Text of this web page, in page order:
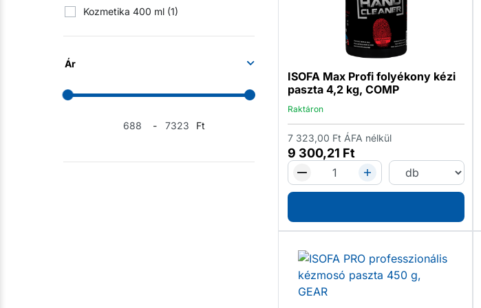
Kozmetika 400 ml (1)
Ár
- Ft
ISOFA Max Profi folyékony kézi
paszta 4,2 kg, COMP
Raktáron
9 300,21 Ft
7 323,00 Ft ÁFA nélkül